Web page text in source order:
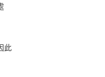
此